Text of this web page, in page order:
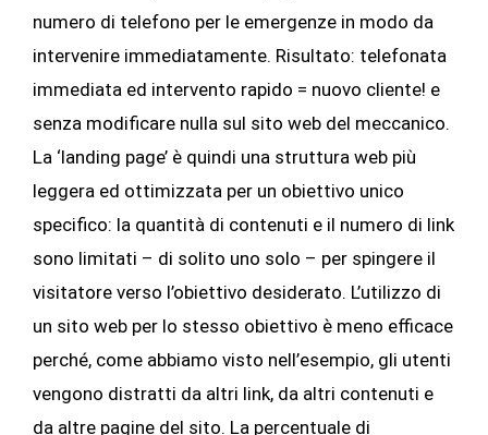
numero di telefono per le emergenze in modo da
intervenire immediatamente. Risultato: telefonata
immediata ed intervento rapido = nuovo cliente! e
senza modificare nulla sul sito web del meccanico.
La ‘landing page’ è quindi una struttura web più
leggera ed ottimizzata per un obiettivo unico
specifico: la quantità di contenuti e il numero di link
sono limitati – di solito uno solo – per spingere il
visitatore verso l’obiettivo desiderato. L’utilizzo di
un sito web per lo stesso obiettivo è meno efficace
perché, come abbiamo visto nell’esempio, gli utenti
vengono distratti da altri link, da altri contenuti e
da altre pagine del sito. La percentuale di